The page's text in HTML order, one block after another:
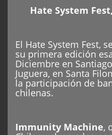
Hate System
El Hate System Fest,
su primera edición
Diciembre en
Juguera, en Santa
la participación de
chilenas.
Immunity Machine,